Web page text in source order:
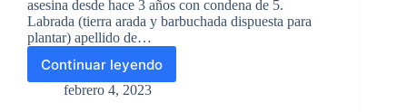
Labrada,
miembro
del
Movimiento
Cristiano
Liberación)
asesina desde hace 3 años con condena de 5.
Labrada (tierra arada y barbuchada dispuesta para
plantar) apellido de…
Continuar leyendo
Zoepost.
Yandier
febrero 4, 2023